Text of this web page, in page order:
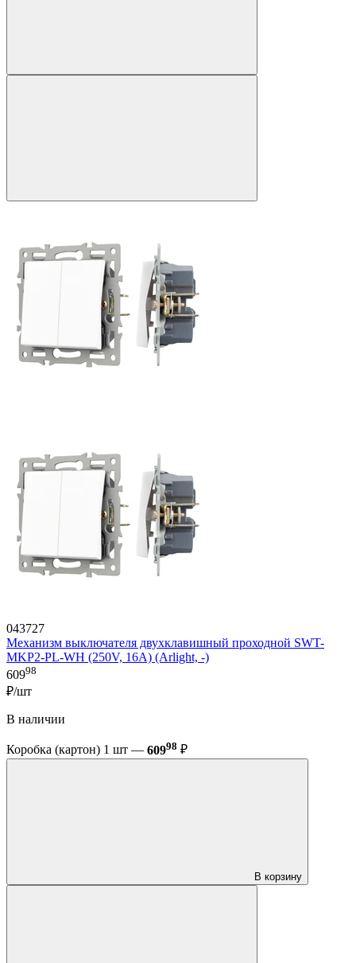
043727
Механизм выключателя двухклавишный проходной SWT-
MKP2-PL-WH (250V, 16A) (Arlight, -)
60998
₽/шт
В наличии
Коробка (картон) 1 шт — 60998 ₽
В корзину